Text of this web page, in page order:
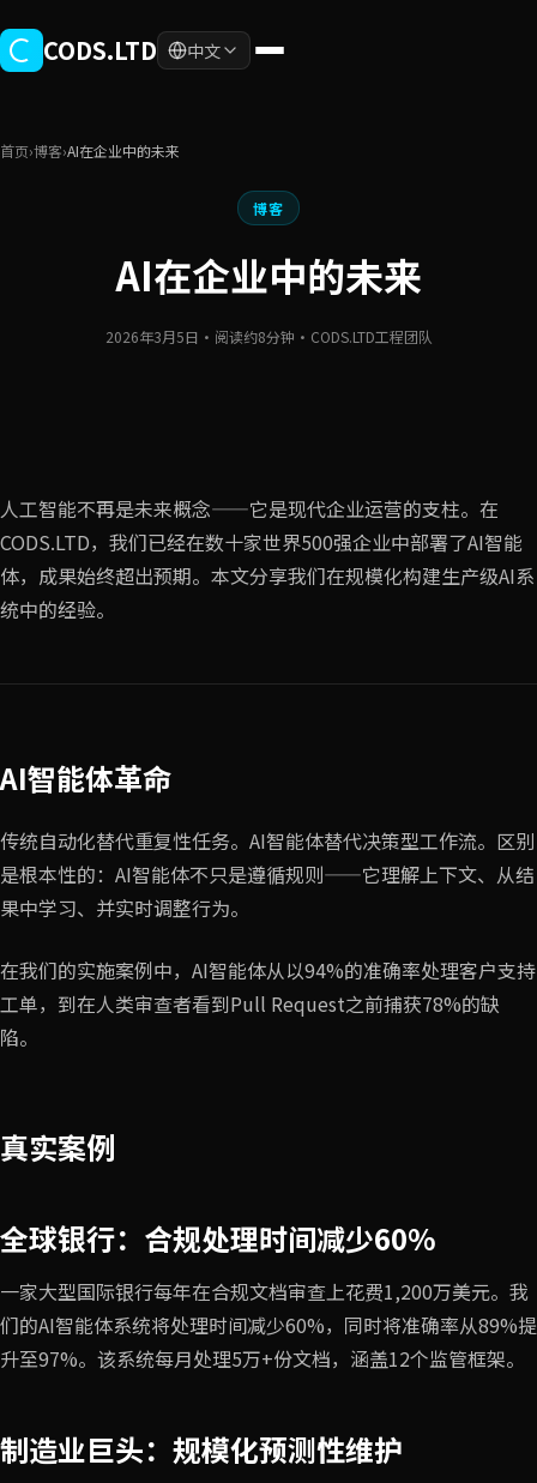
CODS.LTD 中文
首页›博客›AI在企业中的未来
博客
AI在企业中的未来
2026年3月5日 · 阅读约8分钟 · CODS.LTD工程团队
人工智能不再是未来概念——它是现代企业运营的支柱。在
CODS.LTD，我们已经在数十家世界500强企业中部署了AI智能
体，成果始终超出预期。本文分享我们在规模化构建生产级AI系
统中的经验。
AI智能体革命
传统自动化替代重复性任务。AI智能体替代决策型工作流。区别
是根本性的：AI智能体不只是遵循规则——它理解上下文、从结
果中学习、并实时调整行为。
在我们的实施案例中，AI智能体从以94%的准确率处理客户支持
工单，到在人类审查者看到Pull Request之前捕获78%的缺
陷。
真实案例
全球银行：合规处理时间减少60%
一家大型国际银行每年在合规文档审查上花费1,200万美元。我
们的AI智能体系统将处理时间减少60%，同时将准确率从89%提
升至97%。该系统每月处理5万+份文档，涵盖12个监管框架。
制造业巨头：规模化预测性维护